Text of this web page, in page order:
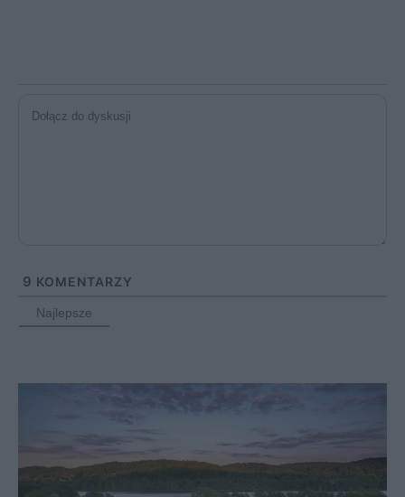
9 KOMENTARZY
Najlepsze